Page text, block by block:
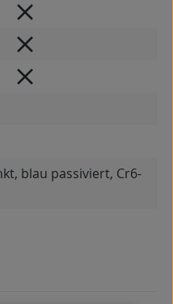
blau passiviert, Cr6-